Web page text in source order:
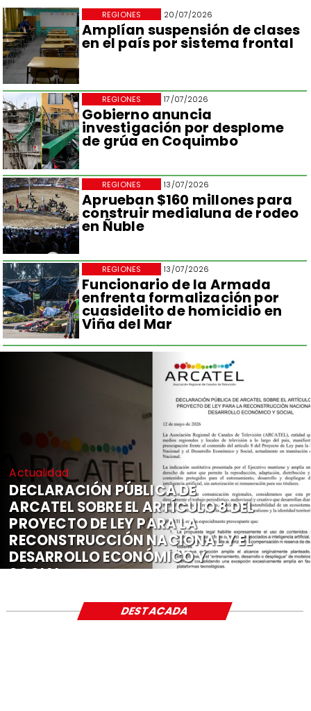
20/07/2026
Amplían suspensión de clases
en el país por sistema frontal
REGIONES
17/07/2026
Gobierno anuncia
investigación por desplome
de grúa en Coquimbo
REGIONES
13/07/2026
Aprueban $160 millones para
construir medialuna de rodeo
en Ñuble
REGIONES
13/07/2026
Funcionario de la Armada
enfrenta formalización por
cuasidelito de homicidio en
Viña del Mar
REGIONES
Actualidad
DECLARACIÓN PÚBLICA DE
ARCATEL SOBRE EL ARTÍCULO 8 DEL
PROYECTO DE LEY PARA LA
RECONSTRUCCIÓN NACIONAL Y EL
DESARROLLO ECONÓMICO Y
SOCIAL
DESTACADA